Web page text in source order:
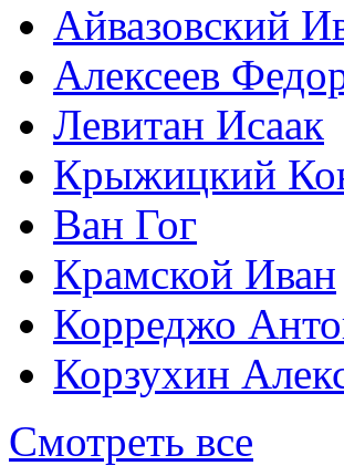
Айвазовский
Алексеев
Левитан Исаак
Крыжицкий
Ван Гог
Крамской Иван
Корреджо
Корзухин
Смотреть все